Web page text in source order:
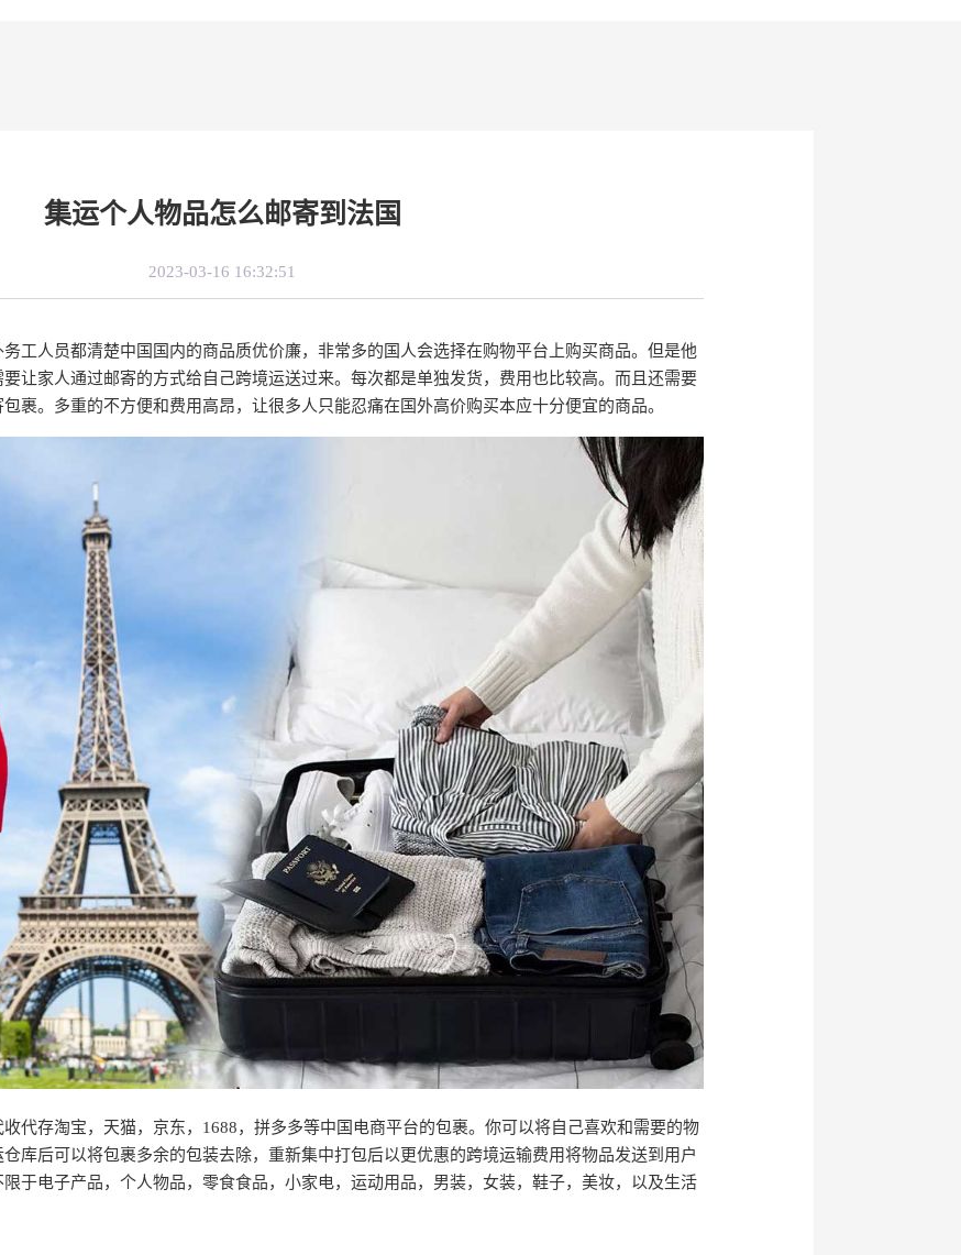
集运个人物品怎么邮寄到法国
2023-03-16 16:32:51
工人员都清楚中国国内的商品质优价廉，非常多的国人会选择在购物平台上购买商品。但是他
让家人通过邮寄的方式给自己跨境运送过来。每次都是单独发货，费用也比较高。而且还需要
裹。多重的不方便和费用高昂，让很多人只能忍痛在国外高价购买本应十分便宜的商品。
代存淘宝，天猫，京东，1688，拼多多等中国电商平台的包裹。你可以将自己喜欢和需要的物
库后可以将包裹多余的包装去除，重新集中打包后以更优惠的跨境运输费用将物品发送到用户
于电子产品，个人物品，零食食品，小家电，运动用品，男装，女装，鞋子，美妆，以及生活